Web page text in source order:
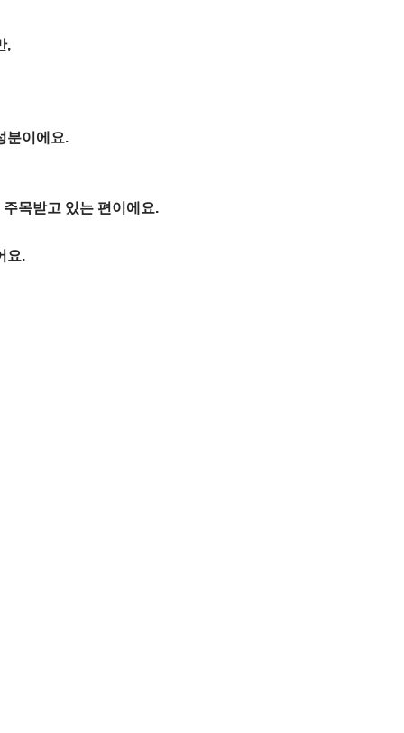
,
분이에요.
목받고 있는 편이에요.
요.